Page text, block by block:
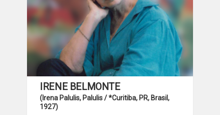
IRENE BELMONTE
(Irena Palulis, Palulis / *Curitiba, PR, Brasil,
1927)